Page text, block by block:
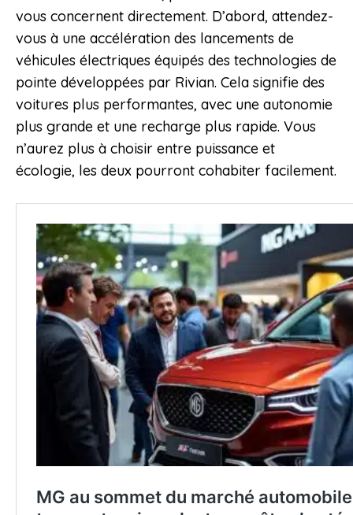
vous concernent directement. D’abord, attendez-
vous à une accélération des lancements de
véhicules électriques équipés des technologies de
pointe développées par Rivian. Cela signifie des
voitures plus performantes, avec une autonomie
plus grande et une recharge plus rapide. Vous
n’aurez plus à choisir entre puissance et
écologie, les deux pourront cohabiter facilement.